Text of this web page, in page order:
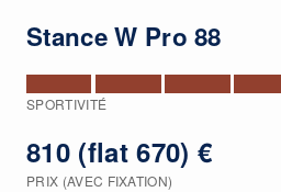
Stance W Pro 88
SPORTIVITÉ
810 (flat 670) €
PRIX (AVEC FIXATION)